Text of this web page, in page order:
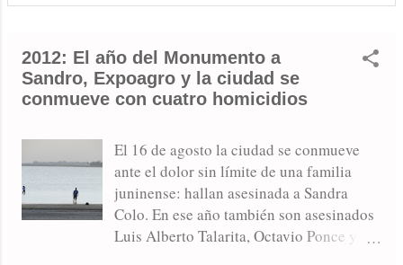
2012: El año del Monumento a
Sandro, Expoagro y la ciudad se
conmueve con cuatro homicidios
El 16 de agosto la ciudad se conmueve
ante el dolor sin límite de una familia
juninense: hallan asesinada a Sandra
Colo. En ese año también son asesinados
Luis Alberto Talarita, Octavio Ponce y